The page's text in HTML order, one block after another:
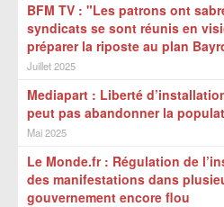
BFM TV : "Les patrons ont
syndicats se sont réunis en
préparer la riposte au plan
Juillet 2025
Mediapart : Liberté
peut pas abandonner la
Mai 2025
Le Monde.fr : Régulation de
des manifestations dans
gouvernement encore flou